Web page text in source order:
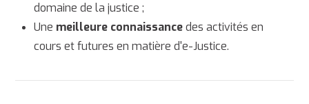
domaine de la justice ;
Une meilleure connaissancedes activités en
cours et futures en matière d'e-Justice.